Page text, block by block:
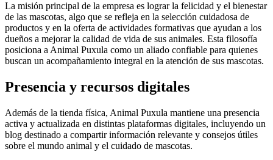
La misión principal de la empresa es lograr la felicidad y el bienestar
de las mascotas, algo que se refleja en la selección cuidadosa de
productos y en la oferta de actividades formativas que ayudan a los
dueños a mejorar la calidad de vida de sus animales. Esta filosofía
posiciona a Animal Puxula como un aliado confiable para quienes
buscan un acompañamiento integral en la atención de sus mascotas.
Presencia y recursos digitales
Además de la tienda física, Animal Puxula mantiene una presencia
activa y actualizada en distintas plataformas digitales, incluyendo un
blog destinado a compartir información relevante y consejos útiles
sobre el mundo animal y el cuidado de mascotas.